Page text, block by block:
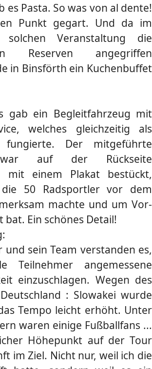
es Pasta. So was von al dente!
Punkt gegart. Und da im
Veranstaltung die
Reserven angegriffen
in Binsförth ein Kuchenbuffet
gab ein Begleitfahrzeug mit
welches gleichzeitig als
fungierte. Der mitgeführte
war auf der Rückseite
mit einem Plakat bestückt,
50 Radsportler vor dem
machte und um Vor-
bat. Ein schönes Detail!
und sein Team verstanden es,
angemessene
einzuschlagen. Wegen des
: Slowakei wurde
Tempo leicht erhöht. Unter
waren einige Fußballfans ...
Höhepunkt auf der Tour
im Ziel. Nicht nur, weil ich die